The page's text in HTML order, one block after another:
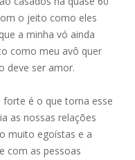
o jeito como eles
a minha vó ainda
como meu avô quer
deve ser amor.
forte é o que torna esse
as nossas relações
muito egoístas e a
com as pessoas